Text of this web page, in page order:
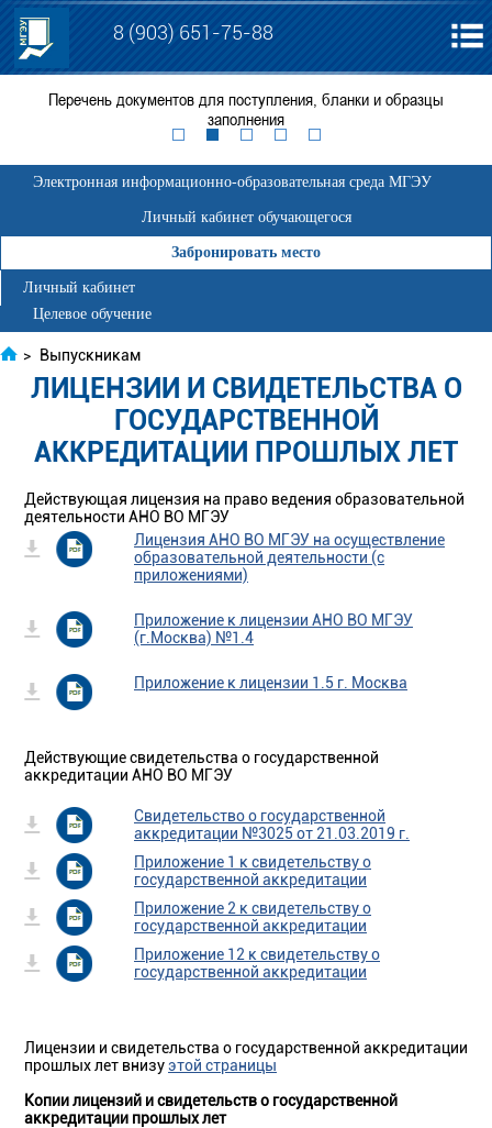
8 (903) 651-75-88
Перечень документов для поступления, бланки и образцы
заполнения
Электронная информационно-образовательная среда МГЭУ
Личный кабинет обучающегося
Забронировать место
Личный кабинет
Целевое обучение
> Выпускникам
ЛИЦЕНЗИИ И СВИДЕТЕЛЬСТВА О
ГОСУДАРСТВЕННОЙ
АККРЕДИТАЦИИ ПРОШЛЫХ ЛЕТ
Действующая лицензия на право ведения образовательной
деятельности АНО ВО МГЭУ
Лицензия АНО ВО МГЭУ на осуществление
образовательной деятельности (с
приложениями)
Приложение к лицензии АНО ВО МГЭУ
(г.Москва) №1.4
Приложение к лицензии 1.5 г. Москва
Действующие свидетельства о государственной
аккредитации АНО ВО МГЭУ
Свидетельство о государственной
аккредитации №3025 от 21.03.2019 г.
Приложение 1 к свидетельству о
государственной аккредитации
Приложение 2 к свидетельству о
государственной аккредитации
Приложение 12 к свидетельству о
государственной аккредитации
Лицензии и свидетельства о государственной аккредитации
прошлых лет внизуэтой страницы
Копии лицензий и свидетельств о государственной
аккредитации прошлых лет